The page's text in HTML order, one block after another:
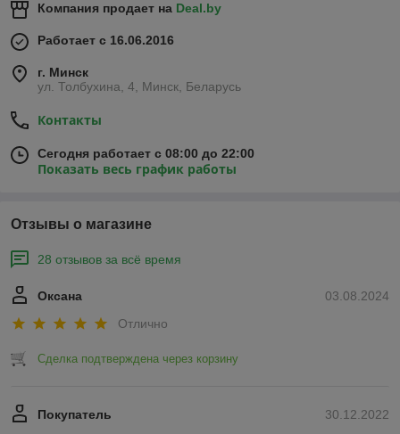
Компания продает на Deal.by
Работает с 16.06.2016
г. Минск
ул. Толбухина, 4, Минск, Беларусь
Контакты
Сегодня работает с 08:00 до 22:00
Показать весь график работы
Отзывы о магазине
28 отзывов за всё время
03.08.2024
Оксана
Отлично
Сделка подтверждена через корзину
30.12.2022
Покупатель